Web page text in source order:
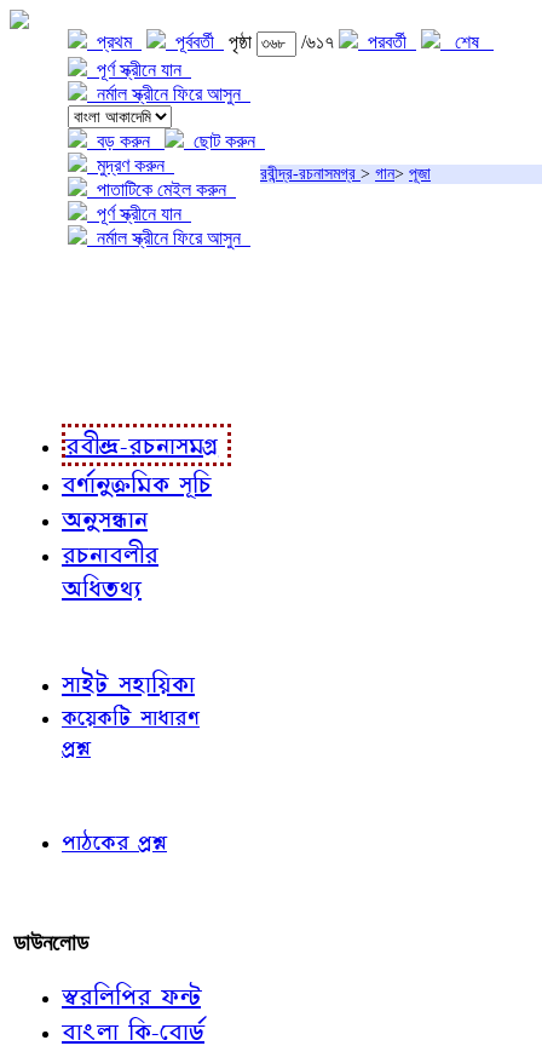
প্রথম পূর্ববর্তী পৃষ্ঠা /৬১৭ পরবর্তী
শেষ
পূর্ণ স্ক্রীনে যান
নর্মাল স্ক্রীনে ফিরে আসুন
বড় করুন
ছোট করুন
মুদ্রণ করুন
পাতাটিকে মেইল করুন
পূর্ণ স্ক্রীনে যান
নর্মাল স্ক্রীনে ফিরে আসুন
রবীন্দ্র-রচনাসমগ্র > গান> পূজা
রবীন্দ্র-রচনাসমগ্র
বর্ণানুক্রমিক সূচি
অনুসন্ধান
রচনাবলীর
অধিতথ্য
সাইট সহায়িকা
কয়েকটি সাধারণ
প্রশ্ন
পাঠকের প্রশ্ন
ডাউনলোড
স্বরলিপির ফন্ট
বাংলা কি-বোর্ড